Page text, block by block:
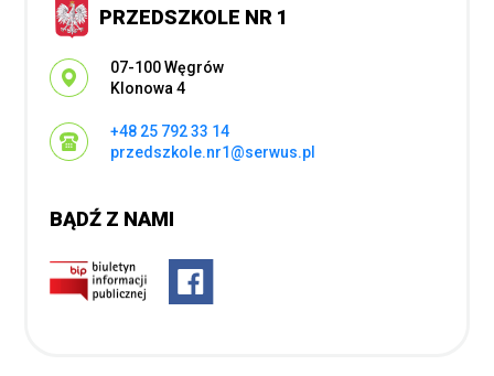
PRZEDSZKOLE NR 1
Adres pocztowy:
07-100 Węgrów
Klonowa 4
+48 25 792 33 14
przedszkole.nr1@serwus.pl
BĄDŹ Z NAMI